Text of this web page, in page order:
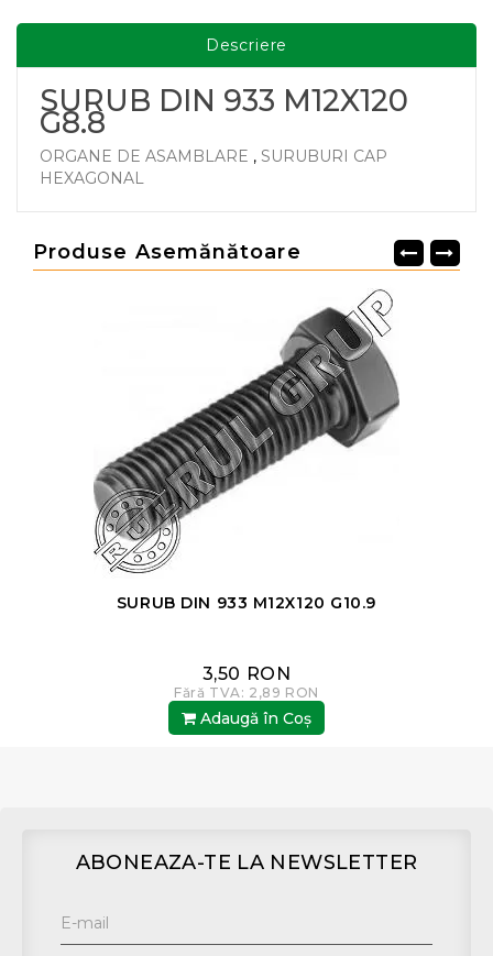
Descriere
SURUB DIN 933 M12X120
G8.8
ORGANE DE ASAMBLARE , SURUBURI CAP
HEXAGONAL
Produse Asemănătoare
SURUB DIN 933 M12X120 G10.9
3,50 RON
Fără TVA: 2,89 RON
Adaugă în Coş
ABONEAZA-TE LA NEWSLETTER